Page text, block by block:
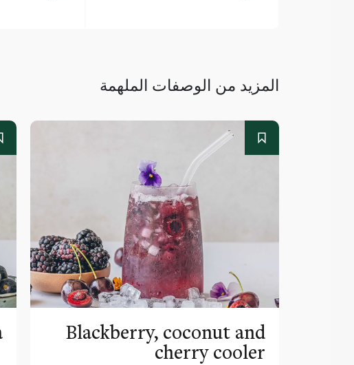
المزيد من الوصفات الملهمة
Blackberry, coconut and
cherry cooler